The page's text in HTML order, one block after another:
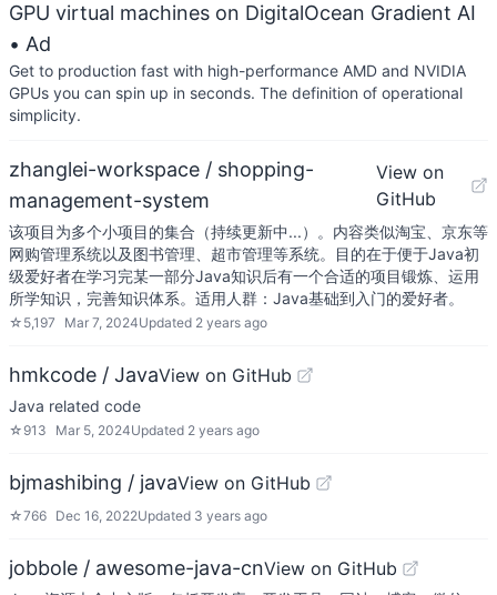
GPU virtual machines on DigitalOcean Gradient AI
• Ad
Get to production fast with high-performance AMD and NVIDIA
GPUs you can spin up in seconds. The definition of operational
simplicity.
zhanglei-workspace / shopping-
management-system
View on
GitHub
该项目为多个小项目的集合（持续更新中...）。内容类似淘宝、京东等
网购管理系统以及图书管理、超市管理等系统。目的在于便于Java初
级爱好者在学习完某一部分Java知识后有一个合适的项目锻炼、运用
所学知识，完善知识体系。适用人群：Java基础到入门的爱好者。
☆ 5,197 Mar 7, 2024Updated 2 years ago
hmkcode / JavaView on GitHub
Java related code
☆ 913 Mar 5, 2024Updated 2 years ago
bjmashibing / javaView on GitHub
☆766 Dec 16, 2022Updated 3 years ago
jobbole / awesome-java-cnView on GitHub